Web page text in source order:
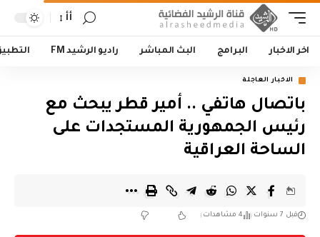
أأ
اخر الاخبار البرامج البث المباشر راديو الرشيد FM
الاخبار العاجلة
باتصال هاتفي .. أمير قطر يبحث مع
رئيس الجمهورية المستجدات على
الساحة العراقية
قبل 7 سنوات 4 مشاهدات